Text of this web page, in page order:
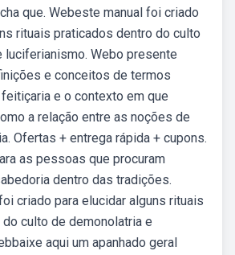
que. Webeste manual foi criado
rituais praticados dentro do culto
luciferianismo. Webo presente
e conceitos de termos
e o contexto em que
a relação entre as noções de
Ofertas + entrega rápida + cupons.
as pessoas que procuram
dentro das tradições.
criado para elucidar alguns rituais
culto de demonolatria e
aqui um apanhado geral